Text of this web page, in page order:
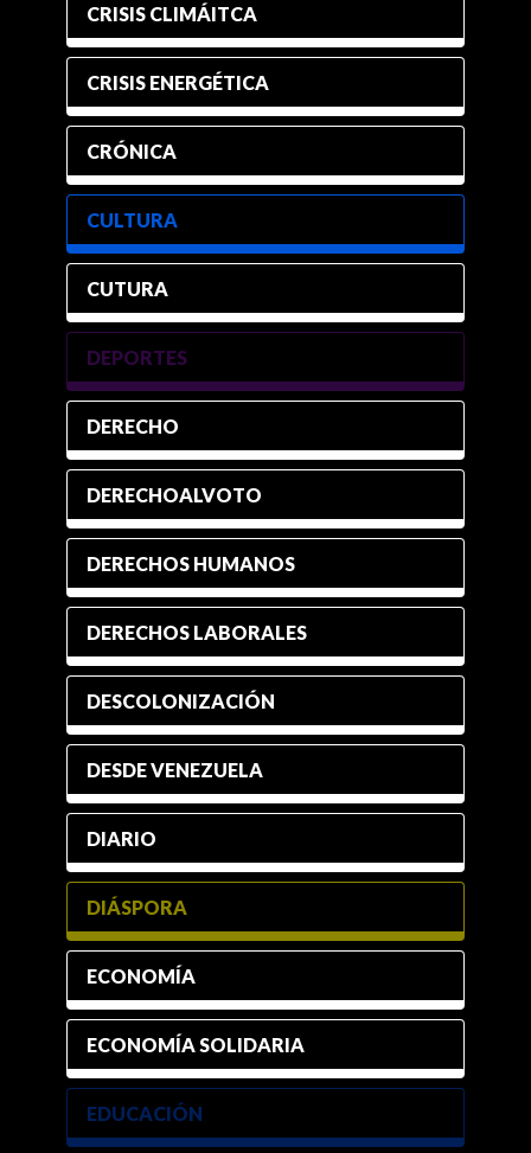
CRISIS CLIMÁITCA
CRISIS ENERGÉTICA
CRÓNICA
CULTURA
CUTURA
DEPORTES
DERECHO
DERECHOALVOTO
DERECHOS HUMANOS
DERECHOS LABORALES
DESCOLONIZACIÓN
DESDE VENEZUELA
DIARIO
DIÁSPORA
ECONOMÍA
ECONOMÍA SOLIDARIA
EDUCACIÓN